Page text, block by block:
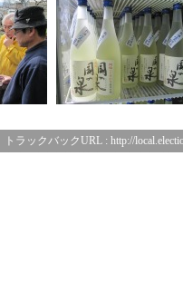
トラックバックURL : http://